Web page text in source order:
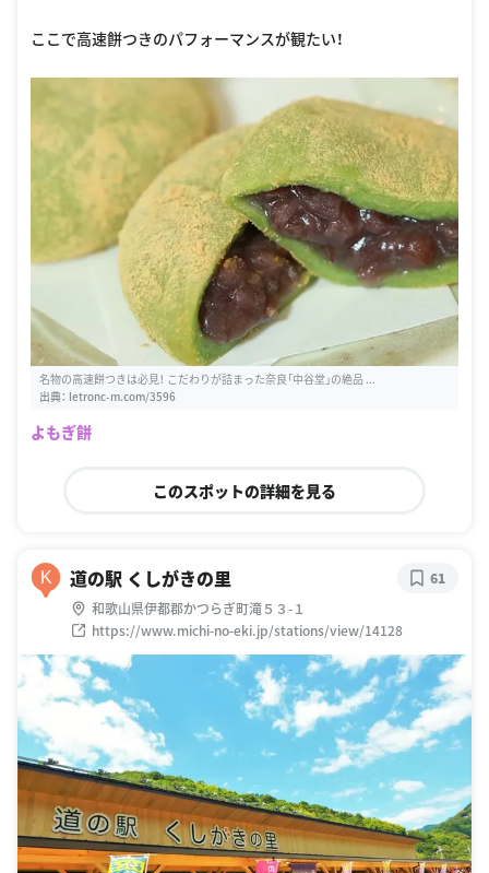
ここで高速餅つきのパフォーマンスが観たい！
名物の高速餅つきは必見！ こだわりが詰まった奈良「中谷堂」の絶品 ...
出典： letronc-m.com/3596
よもぎ餅
このスポットの詳細を見る
K 道の駅 くしがきの里
和歌山県伊都郡かつらぎ町滝５３-１
https://www.michi-no-eki.jp/stations/view/14128
61